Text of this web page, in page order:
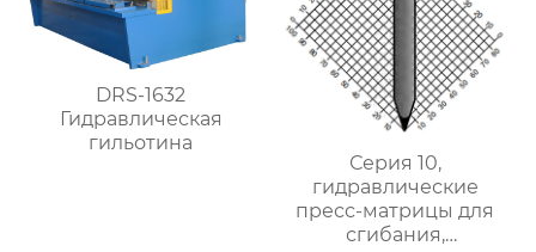
DRS-1632
Гидравлическая
гильотина
Серия 10,
гидравлические
пресс-матрицы для
сгибания,